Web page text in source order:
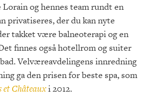
Lorain og hennes team rundt en
privatiseres, der du kan nyte
takket være balneoterapi og en
finnes også hotellrom og suiter
Velværeavdelingens innredning
ga den prisen for beste spa, som
et Châteauxi 2012.